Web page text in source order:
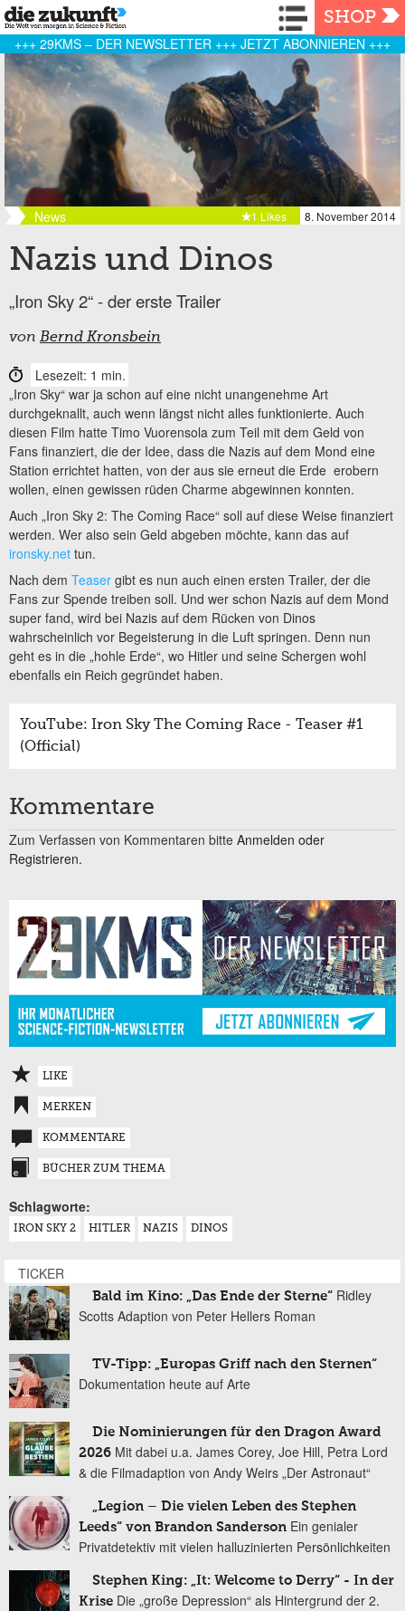
Navigation
SHOP
+++ 29KMS – DER NEWSLETTER +++ JETZT ABONNIEREN +++
News 8. November 2014
1 Likes
Nazis und Dinos
„Iron Sky 2“ - der erste Trailer
von Bernd Kronsbein
Lesezeit: 1 min.
„Iron Sky“ war ja schon auf eine nicht unangenehme Art
durchgeknallt, auch wenn längst nicht alles funktionierte. Auch
diesen Film hatte Timo Vuorensola zum Teil mit dem Geld von
Fans finanziert, die der Idee, dass die Nazis auf dem Mond eine
Station errichtet hatten, von der aus sie erneut die Erde erobern
wollen, einen gewissen rüden Charme abgewinnen konnten.
Auch „Iron Sky 2: The Coming Race“ soll auf diese Weise finanziert
werden. Wer also sein Geld abgeben möchte, kann das auf
ironsky.net tun.
Nach dem Teaser gibt es nun auch einen ersten Trailer, der die
Fans zur Spende treiben soll. Und wer schon Nazis auf dem Mond
super fand, wird bei Nazis auf dem Rücken von Dinos
wahrscheinlich vor Begeisterung in die Luft springen. Denn nun
geht es in die „hohle Erde“, wo Hitler und seine Schergen wohl
ebenfalls ein Reich gegründet haben.
YouTube: Iron Sky The Coming Race - Teaser #1
(Official)
Kommentare
Zum Verfassen von Kommentaren bitte Anmelden oder
Registrieren.
LIKE
MERKEN
KOMMENTARE
BÜCHER ZUM THEMA
Schlagworte:
IRON SKY 2 HITLER NAZIS DINOS
TICKER
Bald im Kino: „Das Ende der Sterne“ Ridley
Scotts Adaption von Peter Hellers Roman
TV-Tipp: „Europas Griff nach den Sternen“
Dokumentation heute auf Arte
Die Nominierungen für den Dragon Award
2026 Mit dabei u.a. James Corey, Joe Hill, Petra Lord
& die Filmadaption von Andy Weirs „Der Astronaut“
„Legion – Die vielen Leben des Stephen
Leeds“ von Brandon Sanderson Ein genialer
Privatdetektiv mit vielen halluzinierten Persönlichkeiten
Stephen King: „It: Welcome to Derry“ - In der
Krise Die „große Depression“ als Hintergrund der 2.